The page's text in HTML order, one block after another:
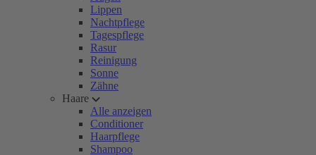
Lippen
Nachtpflege
Tagespflege
Rasur
Reinigung
Sonne
Zähne
Haare
Alle anzeigen
Conditioner
Haarpflege
Shampoo